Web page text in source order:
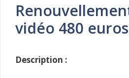
vidéo 480 euros
Description :